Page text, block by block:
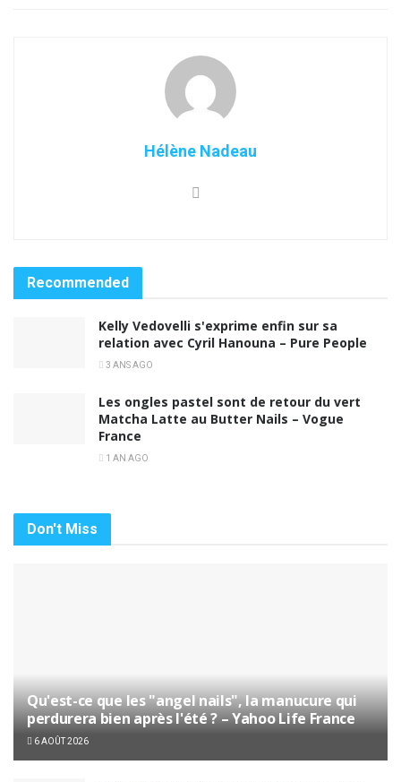
Hélène Nadeau
Recommended
Kelly Vedovelli s'exprime enfin sur sa
relation avec Cyril Hanouna – Pure People
3 ANS AGO
Les ongles pastel sont de retour du vert
Matcha Latte au Butter Nails – Vogue
France
1 AN AGO
Don't Miss
Qu'est-ce que les "angel nails", la manucure qui
perdurera bien après l'été ? – Yahoo Life France
6 AOÛT 2026